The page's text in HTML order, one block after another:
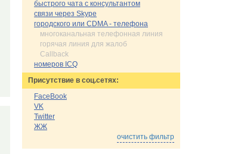
быстрого чата с консультантом
связи через Skype
городского или CDMA - телефона
многоканальная телефонная линия
горячая линия для жалоб
Callback
номеров ICQ
Присутствие в соц.сетях:
FaceBook
VK
Twitter
ЖЖ
очистить фильтр